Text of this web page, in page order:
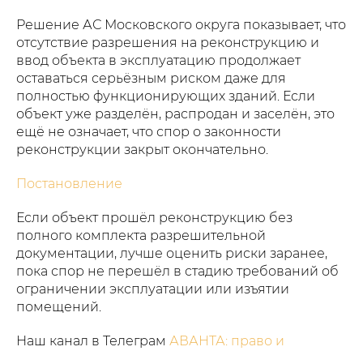
Решение АС Московского округа показывает, что
отсутствие разрешения на реконструкцию и
ввод объекта в эксплуатацию продолжает
оставаться серьёзным риском даже для
полностью функционирующих зданий. Если
объект уже разделён, распродан и заселён, это
ещё не означает, что спор о законности
реконструкции закрыт окончательно.
Постановление
Если объект прошёл реконструкцию без
полного комплекта разрешительной
документации, лучше оценить риски заранее,
пока спор не перешёл в стадию требований об
ограничении эксплуатации или изъятии
помещений.
Наш канал в Телеграм АВАНТА: право и